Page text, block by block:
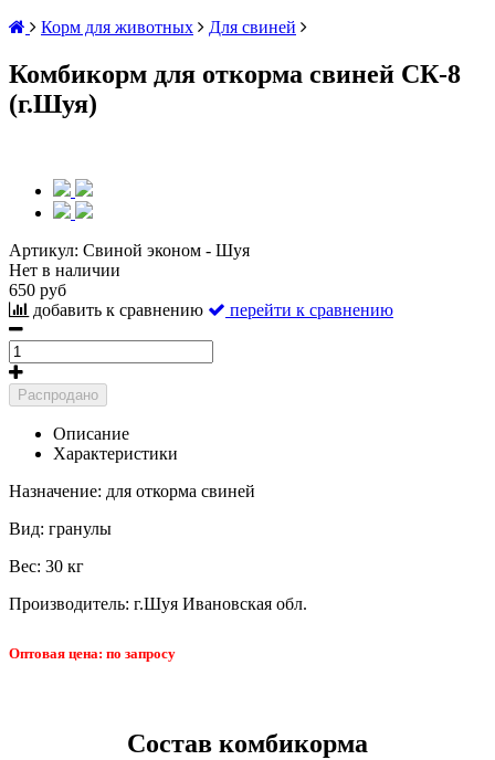
Корм для животных
Для свиней
Комбикорм для откорма свиней СК-8
(г.Шуя)
Артикул: Свиной эконом - Шуя
Нет в наличии
650 руб
добавить к сравнению
перейти к сравнению
Распродано
Описание
Характеристики
Назначение: для откорма свиней
Вид: гранулы
Вес: 30 кг
Производитель: г.Шуя Ивановская обл.
Оптовая цена: по запросу
Состав комбикорма